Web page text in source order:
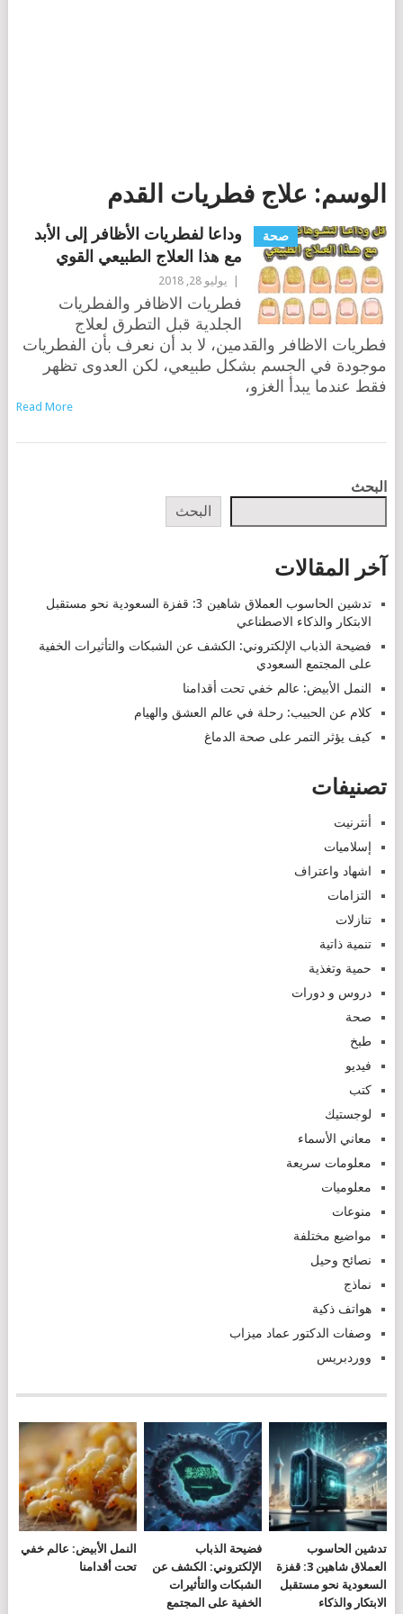
الوسم: علاج فطريات القدم
صحة
وداعا لفطريات الأظافر إلى الأبد
مع هذا العلاج الطبيعي القوي
يوليو 28, 2018
فطريات الاظافر والفطريات
الجلدية قبل التطرق لعلاج
فطريات الاظافر والقدمين، لا بد أن نعرف بأن الفطريات
موجودة في الجسم بشكل طبيعي، لكن العدوى تظهر
فقط عندما يبدأ الغزو،
Read More
POSTS
البحث
البحث
آخر المقالات
تدشين الحاسوب العملاق شاهين 3: قفزة السعودية نحو مستقبل
الابتكار والذكاء الاصطناعي
فضيحة الذباب الإلكتروني: الكشف عن الشبكات والتأثيرات الخفية
على المجتمع السعودي
النمل الأبيض: عالم خفي تحت أقدامنا
كلام عن الحبيب: رحلة في عالم العشق والهيام
كيف يؤثر التمر على صحة الدماغ
تصنيفات
أنترنيت
إسلاميات
اشهاد واعتراف
التزامات
تنازلات
تنمية ذاتية
حمية وتغذية
دروس و دورات
صحة
طبخ
فيديو
كتب
لوجستيك
معاني الأسماء
معلومات سريعة
معلوميات
منوعات
مواضيع مختلفة
نصائح وحيل
نماذج
هواتف ذكية
وصفات الدكتور عماد ميزاب
ووردبريس
تدشين الحاسوب
العملاق شاهين 3: قفزة
السعودية نحو مستقبل
الابتكار والذكاء
فضيحة الذباب
الإلكتروني: الكشف عن
الشبكات والتأثيرات
الخفية على المجتمع
النمل الأبيض: عالم خفي
تحت أقدامنا